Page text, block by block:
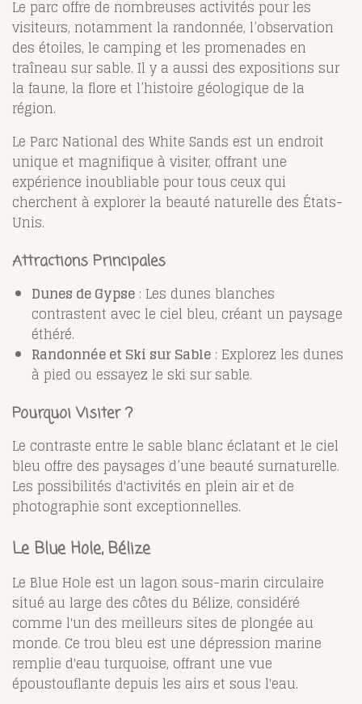
Le parc offre de nombreuses activités pour les
visiteurs, notamment la randonnée, l’observation
des étoiles, le camping et les promenades en
traîneau sur sable. Il y a aussi des expositions sur
la faune, la flore et l’histoire géologique de la
région.
Le Parc National des White Sands est un endroit
unique et magnifique à visiter, offrant une
expérience inoubliable pour tous ceux qui
cherchent à explorer la beauté naturelle des États-
Unis.
Attractions Principales
Dunes de Gypse : Les dunes blanches
contrastent avec le ciel bleu, créant un paysage
éthéré.
Randonnée et Ski sur Sable : Explorez les dunes
à pied ou essayez le ski sur sable.
Pourquoi Visiter ?
Le contraste entre le sable blanc éclatant et le ciel
bleu offre des paysages d’une beauté surnaturelle.
Les possibilités d'activités en plein air et de
photographie sont exceptionnelles.
Le Blue Hole, Bélize
Le Blue Hole est un lagon sous-marin circulaire
situé au large des côtes du Bélize, considéré
comme l'un des meilleurs sites de plongée au
monde. Ce trou bleu est une dépression marine
remplie d'eau turquoise, offrant une vue
époustouflante depuis les airs et sous l'eau.